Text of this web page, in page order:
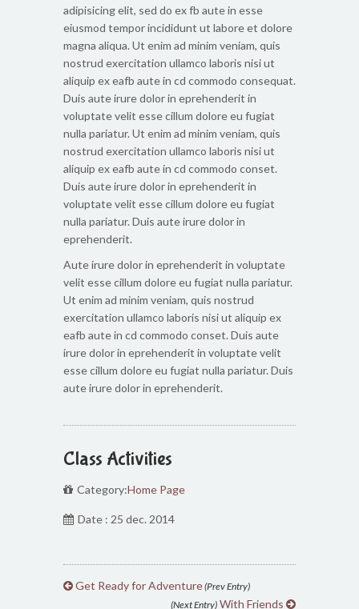
adipisicing elit, sed do ex fb aute in esse
eiusmod tempor incididunt ut labore et dolore
magna aliqua. Ut enim ad minim veniam, quis
nostrud exercitation ullamco laboris nisi ut
aliquip ex eafb aute in cd commodo consequat.
Duis aute irure dolor in eprehenderit in
voluptate velit esse cillum dolore eu fugiat
nulla pariatur. Ut enim ad minim veniam, quis
nostrud exercitation ullamco laboris nisi ut
aliquip ex eafb aute in cd commodo conset.
Duis aute irure dolor in eprehenderit in
voluptate velit esse cillum dolore eu fugiat
nulla pariatur. Duis aute irure dolor in
eprehenderit.
Aute irure dolor in eprehenderit in voluptate
velit esse cillum dolore eu fugiat nulla pariatur.
Ut enim ad minim veniam, quis nostrud
exercitation ullamco laboris nisi ut aliquip ex
eafb aute in cd commodo conset. Duis aute
irure dolor in eprehenderit in voluptate velit
esse cillum dolore eu fugiat nulla pariatur. Duis
aute irure dolor in eprehenderit.
Class Activities
Category:Home Page
Date : 25 dec. 2014
Get Ready for Adventure(Prev Entry)
(Next Entry) With Friends